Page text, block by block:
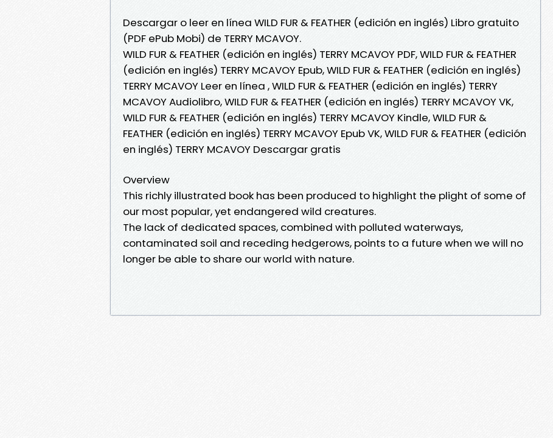
Descargar o leer en línea WILD FUR & FEATHER (edición en inglés) Libro gratuito
(PDF ePub Mobi) de TERRY MCAVOY.
WILD FUR & FEATHER (edición en inglés) TERRY MCAVOY PDF, WILD FUR & FEATHER
(edición en inglés) TERRY MCAVOY Epub, WILD FUR & FEATHER (edición en inglés)
TERRY MCAVOY Leer en línea , WILD FUR & FEATHER (edición en inglés) TERRY
MCAVOY Audiolibro, WILD FUR & FEATHER (edición en inglés) TERRY MCAVOY VK,
WILD FUR & FEATHER (edición en inglés) TERRY MCAVOY Kindle, WILD FUR &
FEATHER (edición en inglés) TERRY MCAVOY Epub VK, WILD FUR & FEATHER (edición
en inglés) TERRY MCAVOY Descargar gratis
Overview
This richly illustrated book has been produced to highlight the plight of some of
our most popular, yet endangered wild creatures.
The lack of dedicated spaces, combined with polluted waterways,
contaminated soil and receding hedgerows, points to a future when we will no
longer be able to share our world with nature.